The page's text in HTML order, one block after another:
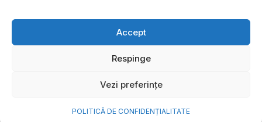
Accept
Respinge
Vezi preferințe
POLITICĂ DE CONFIDENȚIALITATE
Copyright ©2026